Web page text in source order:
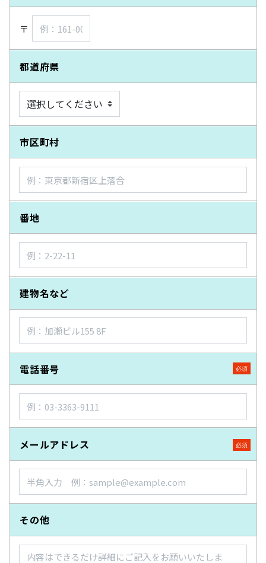
〒
都道府県
市区町村
番地
建物名など
電話番号
メールアドレス
その他